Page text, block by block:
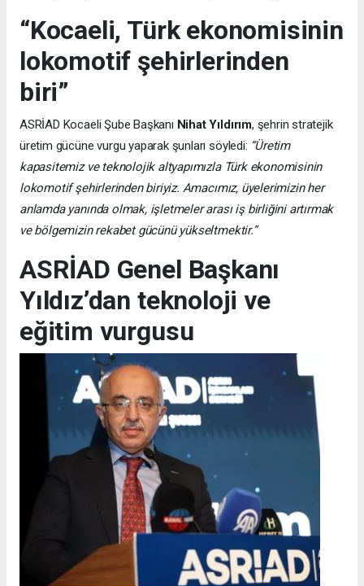
“Kocaeli, Türk ekonomisinin
lokomotif şehirlerinden
biri”
ASRİAD Kocaeli Şube Başkanı Nihat Yıldırım, şehrin stratejik
üretim gücüne vurgu yaparak şunları söyledi: “Üretim
kapasitemiz ve teknolojik altyapımızla Türk ekonomisinin
lokomotif şehirlerinden biriyiz. Amacımız, üyelerimizin her
anlamda yanında olmak, işletmeler arası iş birliğini artırmak
ve bölgemizin rekabet gücünü yükseltmektir.”
ASRİAD Genel Başkanı
Yıldız’dan teknoloji ve
eğitim vurgusu